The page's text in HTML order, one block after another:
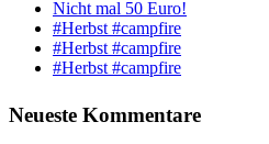
Nicht mal 50 Euro!
#Herbst #campfire
#Herbst #campfire
#Herbst #campfire
Neueste Kommentare